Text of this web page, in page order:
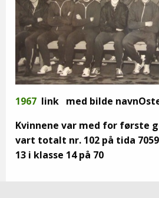
1967 link med bilde
Kvinnene var med for første
vart totalt nr. 102 på tida
13 i klasse 14 på 70